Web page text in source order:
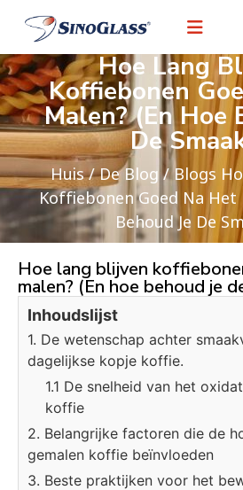
Hoe Lang
Koffiebonen
Malen? (En Hoe
De
Huis/De Blog / Blogs
Koffiebonen Goed Na Het
Behoud Je De
Hoe lang blijven
malen? (En hoe behoud je
Inhoudslijst
1. De wetenschap achter
dagelijkse kopje koffie.
1.1 De snelheid van het
koffie
2. Belangrijke factoren die de
gemalen koffie beïnvloeden
3. Beste praktijken voor het